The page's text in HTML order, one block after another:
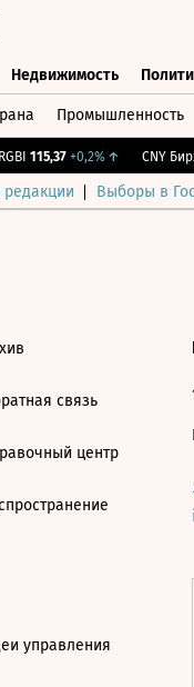
Недвижимость
Промышленность
115,37 +0,2%↑ CNY
Выборы в
связь
центр
управления